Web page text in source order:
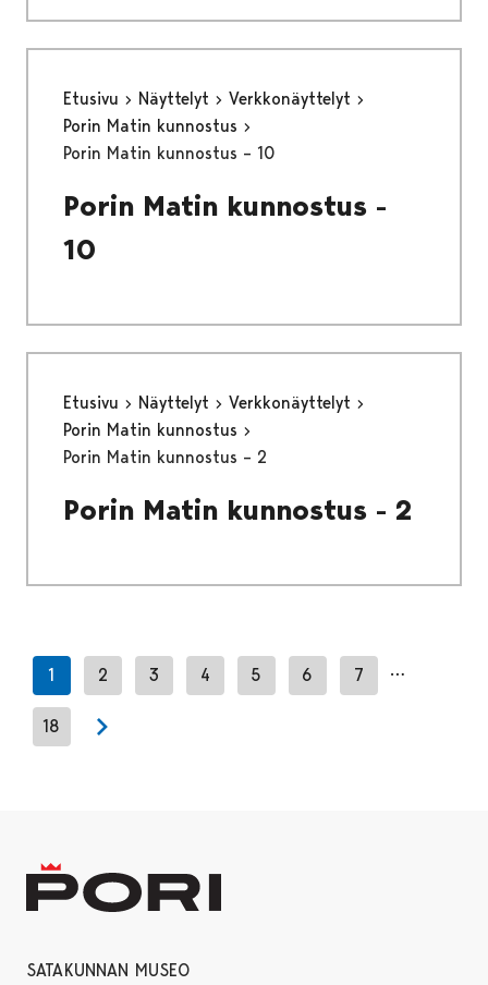
Etusivu Näyttelyt
Verkkonäyttelyt
Porin Matin kunnostus
Porin Matin kunnostus – 10
Porin Matin kunnostus -
10
Etusivu Näyttelyt
Verkkonäyttelyt
Porin Matin kunnostus
Porin Matin kunnostus – 2
Porin Matin kunnostus - 2
1 2 3 4 5 6 7 …
18
SATAKUNNAN MUSEO